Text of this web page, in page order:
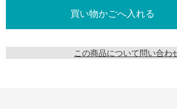
この商品について問い合わ